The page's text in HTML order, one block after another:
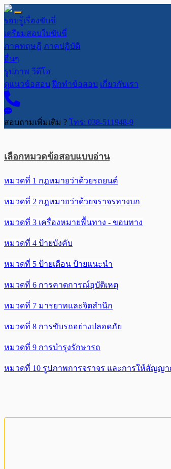
รอบรู้เรื่องขับขี่
เตรียมสอบใบขับขี่
ภาคทฤษฎี ภาคปฏิบัติ
อื่นๆ
รูปภาพ วีดีโอ
ดูแนวข้อสอบ ฝึกทำข้อสอบ เกี่ยวกับเรา
สอบถามเพิ่มเติม ? โทร: 038-511948-9
เลือกหมวดข้อสอบแบบอ่าน
หมวดที่ 1 กฎหมายว่าด้วยรถยนต์
หมวดที่ 2 กฎหมายว่าด้วยจราจรทางบก
หมวดที่ 3 เครื่องหมายพื้นทาง - ขอบทาง
หมวดที่ 4 ป้ายบังคับ
หมวดที่ 5 ป้ายเตือน ป้ายแนะนำ
หมวดที่ 6 การคาดการณ์อุบัติเหตุ
หมวดที่ 7 มารยาทและจิตสำนึก
หมวดที่ 8 การขับรถอย่างปลอดภัย
หมวดที่ 9 การบำรุงรักษารถ
หมวดที่ 10 รูปภาพการจราจร และการให้สัญญ